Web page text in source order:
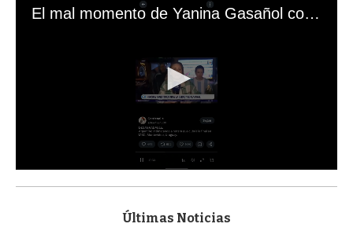
El mal momento de Yanina Gasañol con un hincha argentino en "Subrayado"
s
Últimas Noticias